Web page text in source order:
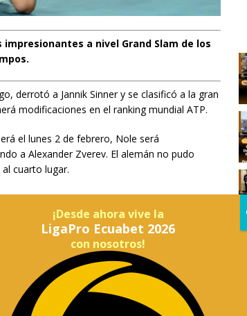
a nivel Grand Slam de los
derrotó a Jannik Sinner y se clasificó a la gran
modificaciones en el ranking mundial ATP.
el lunes 2 de febrero, Nole será
a Alexander Zverev. El alemán no pudo
cuarto lugar.
En caso de ser campeón en la final del
Pese a la sumatoria, el serbio seguiría muy
del 2024 y 2025, perdió 1200 puntos. Sin
cuenta con 10300 unidades. Lo que si, aún
por un tiempo más. Tras la clasificación a la
si es campeón.
¡Desde ahora vive la
LigaPro Ecuabet 2026
con nosotros!